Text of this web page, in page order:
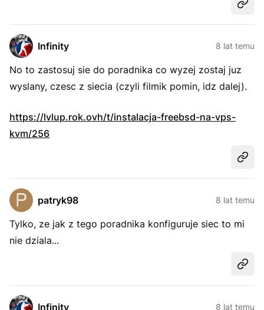
Infinity 8 lat temu
No to zastosuj sie do poradnika co wyzej zostaj juz
wyslany, czesc z siecia (czyli filmik pomin, idz dalej).
https://lvlup.rok.ovh/t/instalacja-freebsd-na-vps-
kvm/256
patryk98 8 lat temu
Tylko, ze jak z tego poradnika konfiguruje siec to mi
nie dziala...
Infinity 8 lat temu